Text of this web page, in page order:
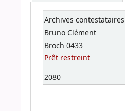
Archives contestataires
Bruno Clément
Broch 0433
Prêt restreint
2080